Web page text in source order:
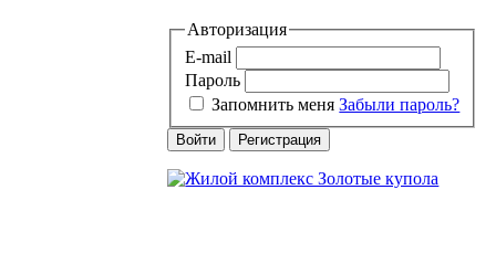
Авторизация
E-mail
Пароль
Запомнить меня Забыли пароль?
Войти Регистрация